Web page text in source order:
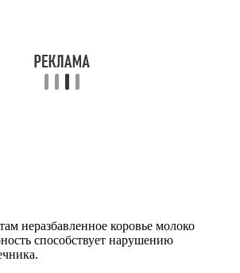
неразбавленное коровье молоко
способствует нарушению